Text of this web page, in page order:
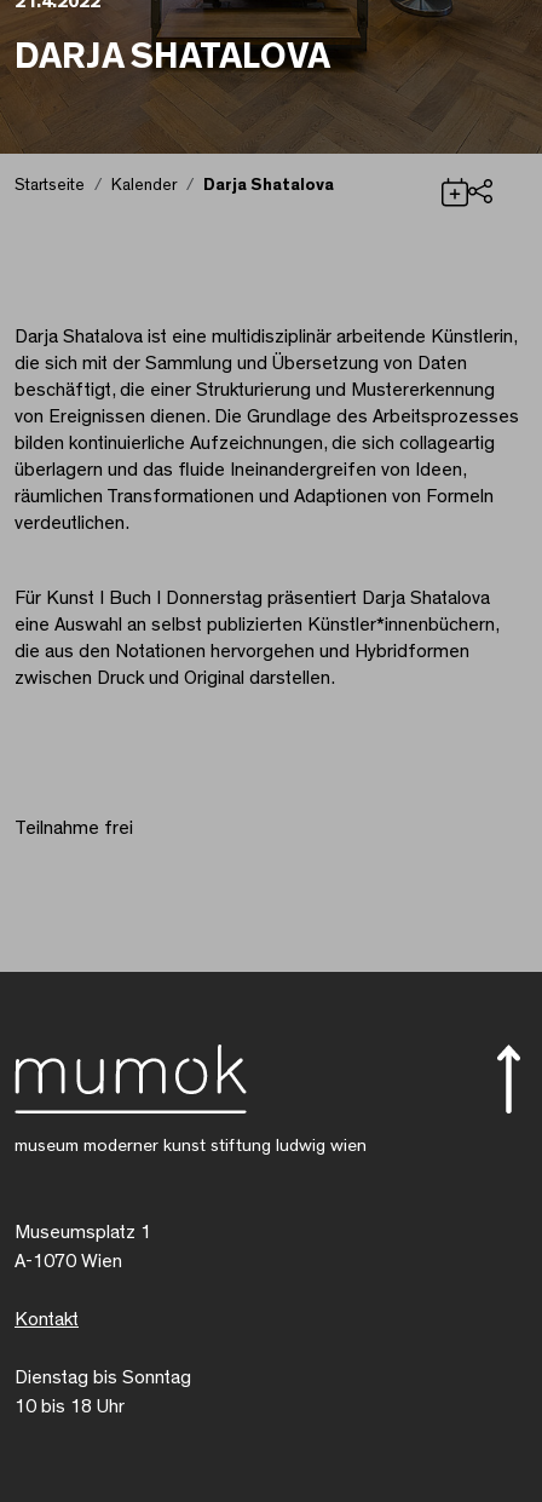
DARJA SHATALOVA
Startseite Kalender Darja Shatalova
Darja Shatalova ist eine multidisziplinär arbeitende Künstlerin,
die sich mit der Sammlung und Übersetzung von Daten
beschäftigt, die einer Strukturierung und Mustererkennung
von Ereignissen dienen. Die Grundlage des Arbeitsprozesses
bilden kontinuierliche Aufzeichnungen, die sich collageartig
überlagern und das fluide Ineinandergreifen von Ideen,
räumlichen Transformationen und Adaptionen von Formeln
verdeutlichen.
Für Kunst I Buch I Donnerstag präsentiert Darja Shatalova
eine Auswahl an selbst publizierten Künstler*innenbüchern,
die aus den Notationen hervorgehen und Hybridformen
zwischen Druck und Original darstellen.
Teilnahme frei
museum moderner kunst stiftung ludwig wien
Museumsplatz 1
A-1070 Wien
Kontakt
Dienstag bis Sonntag
10 bis 18 Uhr